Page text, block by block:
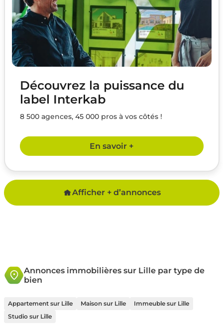
Découvrez la puissance du
label Interkab
8 500 agences, 45 000 pros à vos côtés !
En savoir +
Afficher + d’annonces
Annonces immobilières sur Lille par type de
bien
Appartement sur Lille Maison sur Lille
Immeuble sur Lille
Studio sur Lille